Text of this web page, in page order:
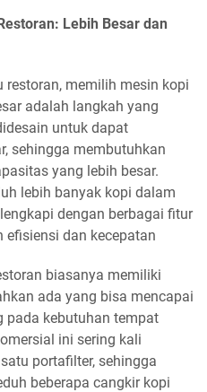
Lebih Besar dan
memilih mesin kopi
adalah langkah yang
untuk dapat
sehingga membutuhkan
yang lebih besar.
lebih banyak kopi dalam
dengan berbagai fitur
dan kecepatan
biasanya memiliki
ada yang bisa mencapai
pada kebutuhan tempat
ini sering kali
portafilter, sehingga
beberapa cangkir kopi